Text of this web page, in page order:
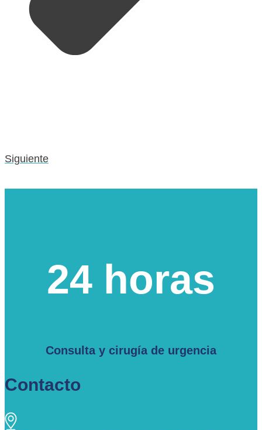
Siguiente
24 horas
Consulta y cirugía de urgencia
Contacto